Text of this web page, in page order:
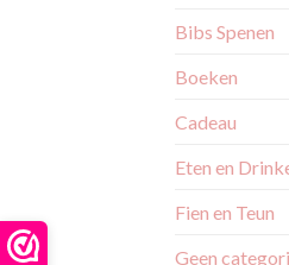
Bibs Spenen
Boeken
Cadeau
Eten en
Fien en Teun
Geen